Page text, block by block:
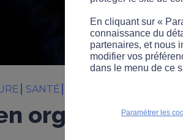
SANTÉ
organiser
En cliquant sur «
connaissance du
partenaires, et nous
modifier vos
dans le menu de ce
Paramétrer les